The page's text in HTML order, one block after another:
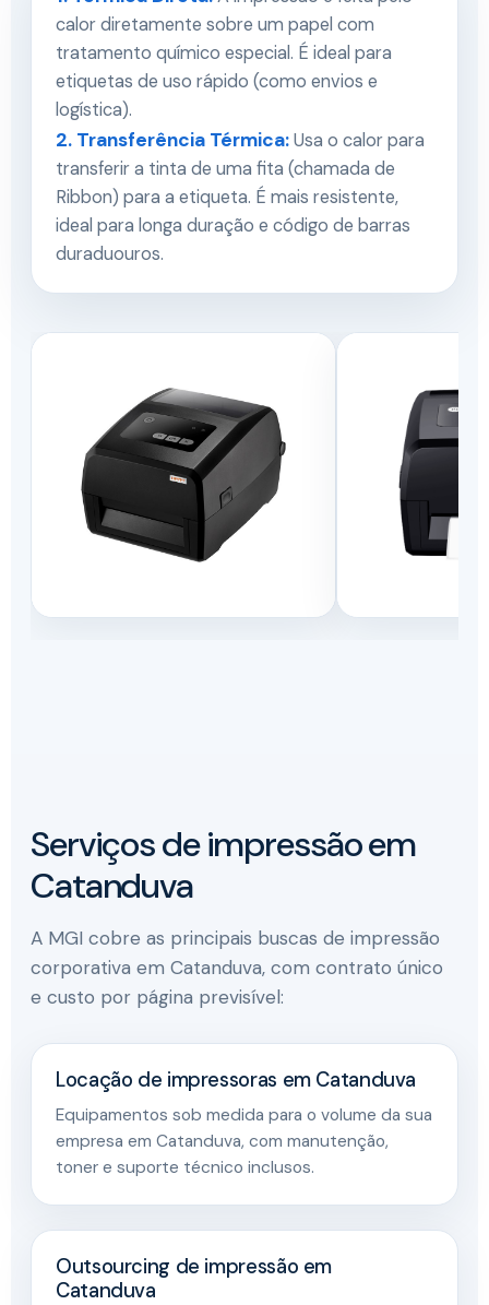
calor diretamente sobre um papel com
tratamento químico especial. É ideal para
etiquetas de uso rápido (como envios e
logística).
2. Transferência Térmica:Usa o calor para
transferir a tinta de uma fita (chamada de
Ribbon) para a etiqueta. É mais resistente,
ideal para longa duração e código de barras
duraduouros.
Serviços de impressão em
Catanduva
A MGI cobre as principais buscas de impressão
corporativa em Catanduva, com contrato único
e custo por página previsível:
Locação de impressoras em Catanduva
Equipamentos sob medida para o volume da sua
empresa em Catanduva, com manutenção,
toner e suporte técnico inclusos.
Outsourcing de impressão em
Catanduva